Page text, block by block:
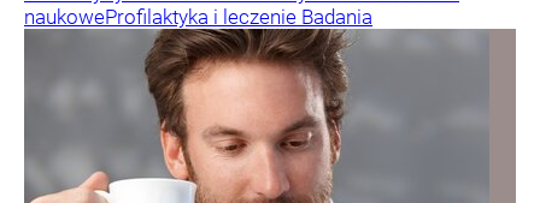
naukoweProfilaktyka i leczenie Badania